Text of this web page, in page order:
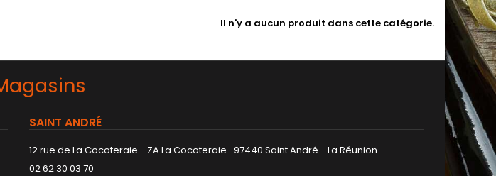
Il n'y a aucun produit dans cette catégorie.
SAINT ANDRÉ
12 rue de La Cocoteraie - ZA La Cocoteraie- 97440 Saint André - La Réunion
02 62 30 03 70